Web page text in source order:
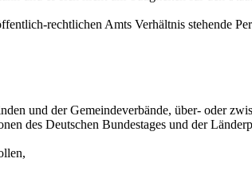
rechtlichen Amts Verhältnis stehende
und der Gemeindeverbände, über- oder
des Deutschen Bundestages und der